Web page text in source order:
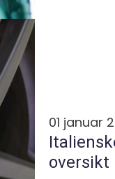
01 januar
oversikt